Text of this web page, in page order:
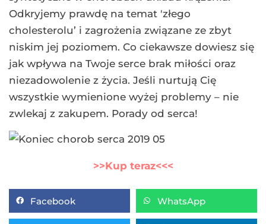
Odkryjemy prawdę na temat 'złego
cholesterolu’ i zagrożenia związane ze zbyt
niskim jej poziomem. Co ciekawsze dowiesz się
jak wpływa na Twoje serce brak miłości oraz
niezadowolenie z życia. Jeśli nurtują Cię
wszystkie wymienione wyżej problemy – nie
zwlekaj z zakupem. Porady od serca!
>>Kup teraz<<<
Facebook WhatsApp